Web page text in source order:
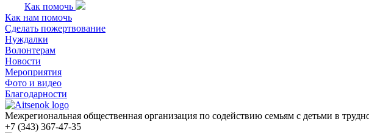
Как помочь
Как нам помочь
Сделать пожертвование
Нуждалки
Волонтерам
Новости
Мероприятия
Фото и видео
Благодарности
Межрегиональная общественная организация по содействию семьям с детьми в
+7 (343) 367-47-35